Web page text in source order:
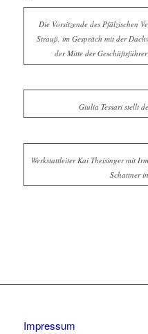
Die Vorsitzende des Pfälzischen
Strauß, im Gespräch mit der
der Mitte der
Giulia Tessari stellt
Werkstattleiter Kai Theisinger mit
Schattner
Impressum